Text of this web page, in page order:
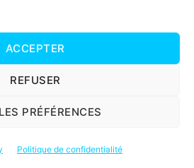
ACCEPTER
REFUSER
PRÉFÉRENCES
Politique de confidentialité